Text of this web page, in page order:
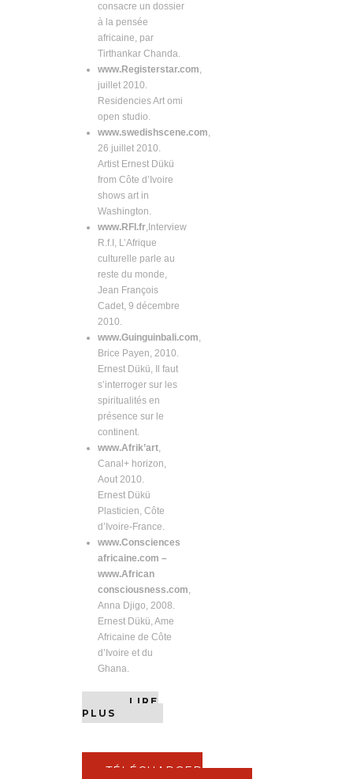
consacre un dossier
à la pensée
africaine, par
Tirthankar Chanda.
www.Registerstar.com,
juillet 2010.
Residencies Art omi
open studio.
www.swedishscene.com,
26 juillet 2010.
Artist Ernest Dükü
from Côte d’Ivoire
shows art in
Washington.
www.RFI.fr,Interview
R.f.I, L’Afrique
culturelle parle au
reste du monde,
Jean François
Cadet, 9 décembre
2010.
www.Guinguinbali.com,
Brice Payen, 2010.
Ernest Dükü, Il faut
s’interroger sur les
spiritualités en
présence sur le
continent.
www.Afrik’art,
Canal+ horizon,
Aout 2010.
Ernest Dükü
Plasticien, Côte
d’Ivoire-France.
www.Consciences
africaine.com –
www.African
consciousness.com,
Anna Djigo, 2008.
Ernest Dükü, Ame
Africaine de Côte
d’Ivoire et du
Ghana.
LIRE
PLUS
TÉLÉCHARGER